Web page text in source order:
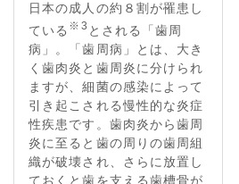
日本の成人の約８割が罹患し
ている ※ 3 とされる「歯周
病」。「歯周病」とは、大き
く歯肉炎と歯周炎に分けられ
ますが、細菌の感染によって
引き起こされる慢性的な炎症
性疾患です。歯肉炎から歯周
炎に至ると歯の周りの歯周組
織が破壊され、さらに放置し
ておくと歯を支える歯槽骨が